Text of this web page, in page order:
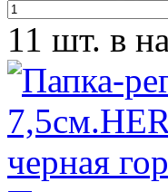
11 шт. в